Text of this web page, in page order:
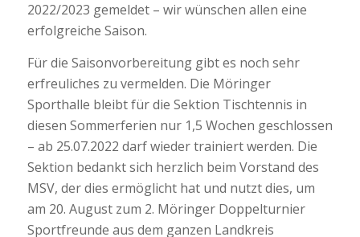
2022/2023 gemeldet – wir wünschen allen eine
erfolgreiche Saison.
Für die Saisonvorbereitung gibt es noch sehr
erfreuliches zu vermelden. Die Möringer
Sporthalle bleibt für die Sektion Tischtennis in
diesen Sommerferien nur 1,5 Wochen geschlossen
– ab 25.07.2022 darf wieder trainiert werden. Die
Sektion bedankt sich herzlich beim Vorstand des
MSV, der dies ermöglicht hat und nutzt dies, um
am 20. August zum 2. Möringer Doppelturnier
Sportfreunde aus dem ganzen Landkreis